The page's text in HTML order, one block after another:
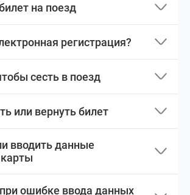
на поезд
регистрация?
сесть в поезд
или вернуть билет
вводить данные
ошибке ввода данных